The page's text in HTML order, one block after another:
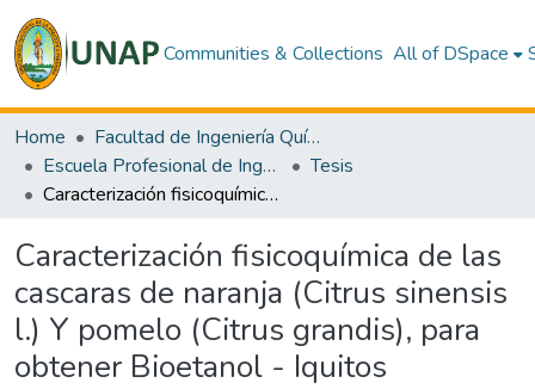
Communities & Collections All of DSpace
Home
Facultad de Ingeniería Química
Escuela Profesional de Ingeniería Química
Tesis
Caracterización fisicoquímica de las cascaras de naranja (Citrus sinensis l.) Y pomelo (Citrus grandis), para obtener Bioetanol - Iquitos
Caracterización fisicoquímica de las
cascaras de naranja (Citrus sinensis
l.) Y pomelo (Citrus grandis), para
obtener Bioetanol - Iquitos